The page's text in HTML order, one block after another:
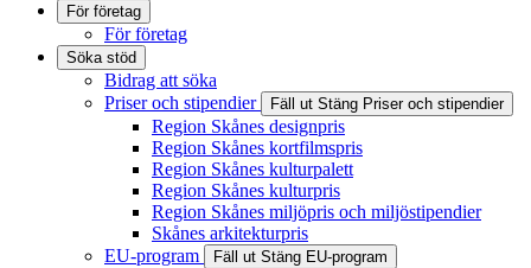
För företag
För företag
Söka stöd
Bidrag att söka
Priser och stipendier
Fäll ut Stäng Priser och stipendier
Region Skånes designpris
Region Skånes kortfilmspris
Region Skånes kulturpalett
Region Skånes kulturpris
Region Skånes miljöpris och miljöstipendier
Skånes arkitekturpris
EU-program
Fäll ut Stäng EU-program